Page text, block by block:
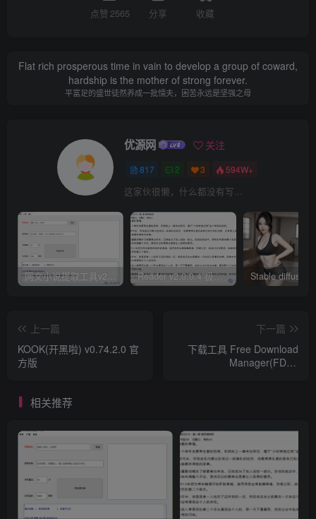
点赞 2565 分享 收藏
Flat rich prosperous time in vain to develop a group of coward,
hardship is the mother of strong forever.
平富足的盛世徒然养成一批懦夫，困苦永远是坚强之母
优源网 关注
817 2 3 594W+
这家伙很懒，什么都没有写...
Reader v2.0.0.4 极简小说阅读器支持导入在线及离线书源
上一篇
KOOK(开黑啦) v0.74.2.0 官
方版
下一篇
下载工具 Free Download
Manager(FDM)
相关推荐